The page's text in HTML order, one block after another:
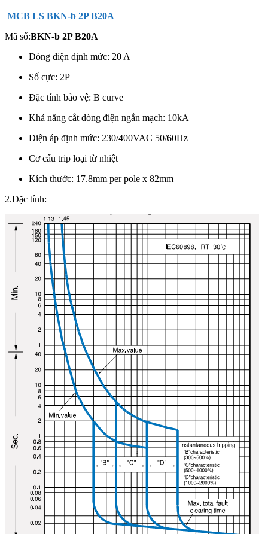
MCB LS BKN-b 2P B20A
Mã số:BKN-b 2P B20A
Dòng điện định mức: 20 A
Số cực: 2P
Đặc tính bảo vệ: B curve
Khả năng cắt dòng điện ngắn mạch: 10kA
Điện áp định mức: 230/400VAC 50/60Hz
Cơ cấu trip loại từ nhiệt
Kích thước: 17.8mm per pole x 82mm
2.Đặc tính: